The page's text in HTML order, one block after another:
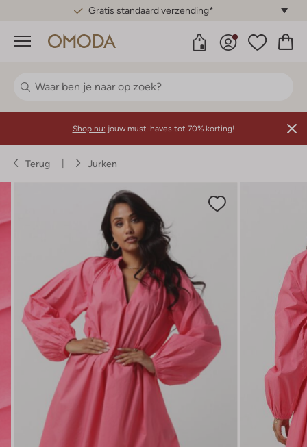
Gratis standaard verzending*
Menu
Shop nu: jouw must-haves tot 70% korting!
Terug Jurken